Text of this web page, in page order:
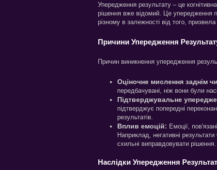
Упередження результату – це
рішення вже відомий. Це упередження
різному в залежності від того,
Причини Упередження
Причин виникнення упередження
Оціночне мислення заднім
передбачувані, ніж вони були
Підтверджувальне
підтверджує попередні
результатів.
Вплив емоцій: Емоції,
Наприклад, негативні
схильні виправдовувати рішення.
Наслідки Упередження